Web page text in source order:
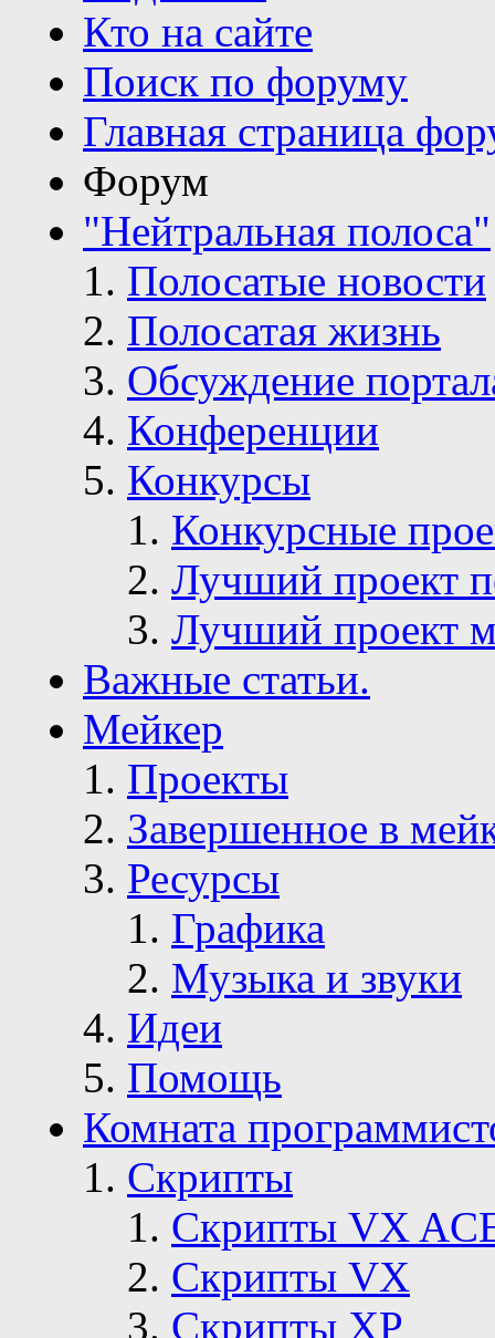
Кто на сайте
Поиск по форуму
Главная страница
Форум
"Нейтральная полоса"
Полосатые новости
Полосатая жизнь
Обсуждение
Конференции
Конкурсы
Конкурсные
Лучший проект
Лучший проект
Важные статьи.
Мейкер
Проекты
Завершенное в
Ресурсы
Графика
Музыка и звуки
Идеи
Помощь
Комната
Скрипты
Скрипты VX
Скрипты VX
Скрипты ХР